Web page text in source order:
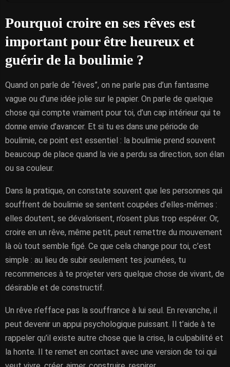
Pourquoi croire en ses rêves est
important pour être heureux et
guérir de la boulimie ?
Quand on parle de “rêves”, on ne parle pas d’un fantasme
vague ou d’une idée jolie sur le papier. On parle de quelque
chose qui compte vraiment pour toi, d’un cap intérieur qui te
donne envie d’avancer. Et si tu es dans une période de
boulimie, ce point est essentiel : la boulimie prend souvent
beaucoup de place quand la vie a perdu sa direction, son élan
ou sa couleur.
Dans la pratique, on constate souvent que les personnes qui
souffrent de boulimie se sentent coupées d’elles-mêmes :
elles doutent, se dévalorisent, n’osent plus trop espérer. Or,
croire en un rêve, même petit, peut remettre du mouvement
là où tout semble figé. Ce que cela change pour toi, c’est
simple : au lieu de subir seulement tes journées, tu
recommences à te projeter vers quelque chose de vivant, de
désirable et de constructif.
Un rêve n’efface pas la souffrance à lui seul. En revanche, il
peut devenir un appui psychologique puissant. Il t’aide à te
rappeler qu’il existe autre chose que la crise, la culpabilité et
la honte. Il te remet en contact avec une version de toi qui